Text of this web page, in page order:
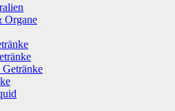
Organe